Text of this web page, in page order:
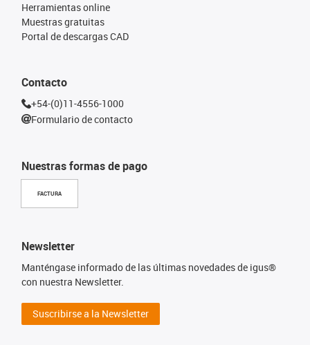
Nuestras formas de pago
FACTURA
Herramientas online
Muestras gratuitas
Portal de descargas CAD
Contacto
+54-(0)11-4556-1000
Formulario de contacto
Newsletter
Manténgase informado de las últimas novedades de igus®
con nuestra Newsletter.
Suscribirse a la Newsletter